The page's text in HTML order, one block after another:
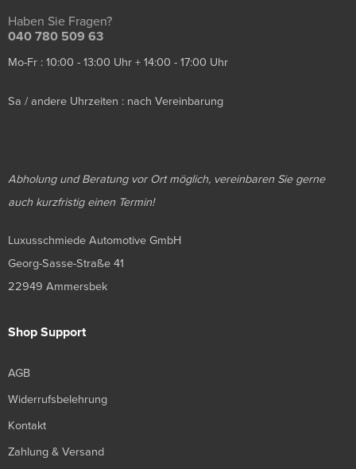
Haben Sie Fragen?
040 780 509 63
Mo-Fr : 10:00 - 13:00 Uhr + 14:00 - 17:00 Uhr
Sa / andere Uhrzeiten : nach Vereinbarung
Abholung und Beratung vor Ort möglich, vereinbaren Sie gerne
auch kurzfristig einen Termin!
Luxusschmiede Automotive GmbH
Georg-Sasse-Straße 41
22949 Ammersbek
Shop Support
AGB
Widerrufsbelehrung
Kontakt
Zahlung & Versand